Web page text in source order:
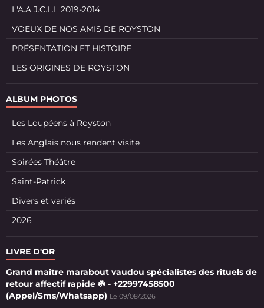
L'A.A.J.C.L.L 2019-2014
VOEUX DE NOS AMIS DE ROYSTON
PRÉSENTATION ET HISTOIRE
LES ORIGINES DE ROYSTON
ALBUM PHOTOS
Les Loupéens à Royston
Les Anglais nous rendent visite
Soirées Théâtre
Saint-Patrick
Divers et variés
2026
LIVRE D'OR
Grand maître marabout vaudou spécialistes des rituels de
retour affectif rapide ☘️ - +22997458500
(Appel/Sms/Whatsapp) Le 09/08/2026